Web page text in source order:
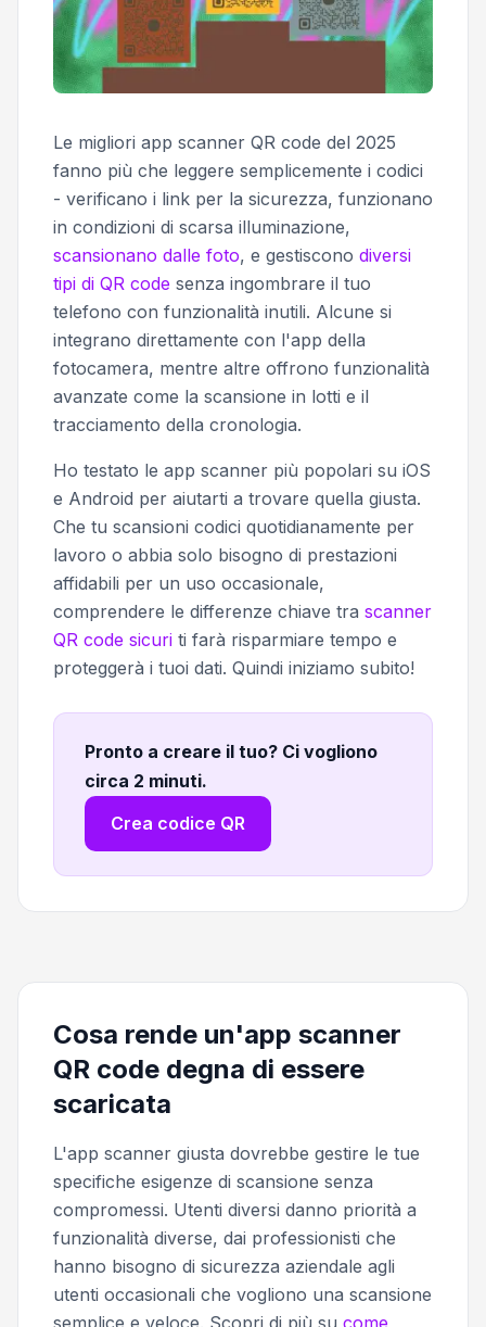
Le migliori app scanner QR code del 2025
fanno più che leggere semplicemente i codici
- verificano i link per la sicurezza, funzionano
in condizioni di scarsa illuminazione,
scansionano dalle foto, e gestiscono diversi
tipi di QR code senza ingombrare il tuo
telefono con funzionalità inutili. Alcune si
integrano direttamente con l'app della
fotocamera, mentre altre offrono funzionalità
avanzate come la scansione in lotti e il
tracciamento della cronologia.
Ho testato le app scanner più popolari su iOS
e Android per aiutarti a trovare quella giusta.
Che tu scansioni codici quotidianamente per
lavoro o abbia solo bisogno di prestazioni
affidabili per un uso occasionale,
comprendere le differenze chiave tra scanner
QR code sicuri ti farà risparmiare tempo e
proteggerà i tuoi dati. Quindi iniziamo subito!
Pronto a creare il tuo? Ci vogliono
circa 2 minuti.
Crea codice QR
Cosa rende un'app scanner
QR code degna di essere
scaricata
L'app scanner giusta dovrebbe gestire le tue
specifiche esigenze di scansione senza
compromessi. Utenti diversi danno priorità a
funzionalità diverse, dai professionisti che
hanno bisogno di sicurezza aziendale agli
utenti occasionali che vogliono una scansione
semplice e veloce. Scopri di più su come